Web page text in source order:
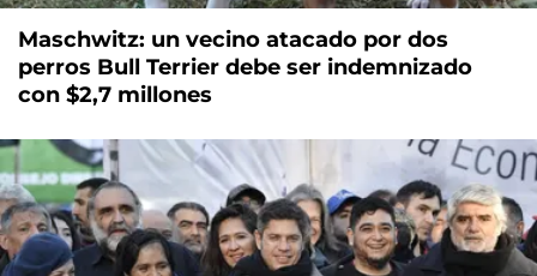
Maschwitz: un vecino atacado por dos
perros Bull Terrier debe ser indemnizado
con $2,7 millones